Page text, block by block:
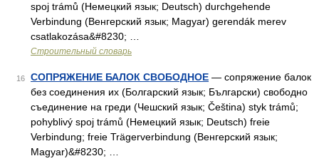
spoj trámů (Немецкий язык; Deutsch) durchgehende
Verbindung (Венгерский язык; Magyar) gerendák merev
csatlakozása&#8230; …
Строительный словарь
16 СОПРЯЖЕНИЕ БАЛОК СВОБОДНОЕ — сопряжение балок
без соединения их (Болгарский язык; Български) свободно
съединение на греди (Чешский язык; Čeština) styk trámů;
pohyblivý spoj trámů (Немецкий язык; Deutsch) freie
Verbindung; freie Trägerverbindung (Венгерский язык;
Magyar)&#8230; …